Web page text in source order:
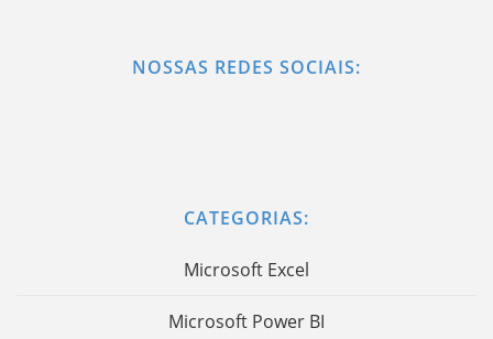
NOSSAS REDES SOCIAIS:
CATEGORIAS:
Microsoft Excel
Microsoft Power BI